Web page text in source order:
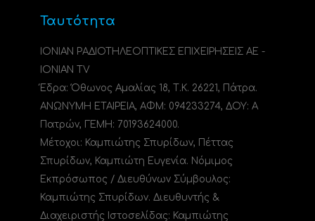
Ταυτότητα
ΙΟΝΙΑΝ ΡΑΔΙΟΤΗΛΕΟΠΤΙΚΕΣ ΕΠΙΧΕΙΡΗΣΕΙΣ ΑΕ -
IONIAN TV
Έδρα: Όθωνος Αμαλίας 18, Τ.Κ. 26221, Πάτρα.
ΑΝΩΝΥΜΗ ΕΤΑΙΡΕΙΑ, ΑΦΜ: 094233274, ΔΟΥ: A
Πατρών, ΓΕΜΗ: 70193624000.
Μέτοχοι: Καμπιώτης Σπυρίδων, Πέττας
Σπυρίδων, Καμπιώτη Ευγενία. Νόμιμος
Εκπρόσωπος / Διευθύνων Σύμβουλος:
Καμπιώτης Σπυρίδων. Διευθυντής &
Διαχειριστής Ιστοσελίδας: Καμπιώτης